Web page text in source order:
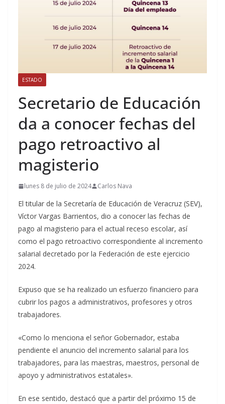
ESTADO
Secretario de Educación
da a conocer fechas del
pago retroactivo al
magisterio
lunes 8 de julio de 2024 Carlos Nava
El titular de la Secretaría de Educación de Veracruz (SEV),
Víctor Vargas Barrientos, dio a conocer las fechas de
pago al magisterio para el actual receso escolar, así
como el pago retroactivo correspondiente al incremento
salarial decretado por la Federación de este ejercicio
2024.
Expuso que se ha realizado un esfuerzo financiero para
cubrir los pagos a administrativos, profesores y otros
trabajadores.
«Como lo menciona el señor Gobernador, estaba
pendiente el anuncio del incremento salarial para los
trabajadores, para las maestras, maestros, personal de
apoyo y administrativos estatales».
En ese sentido, destacó que a partir del próximo 15 de